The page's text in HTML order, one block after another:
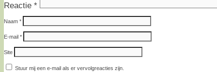
Reactie *
Naam *
E-mail *
Site
Stuur mij een e-mail als er vervolgreacties zijn.